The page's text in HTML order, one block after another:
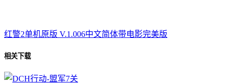
红警2单机原版 V.1.006中文简体带电影完美版
相关下载